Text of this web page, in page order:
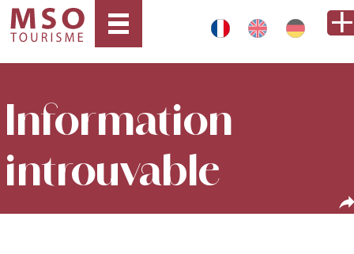
Information
introuvable